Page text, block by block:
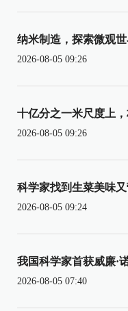
纳米制造，探索微观
2026-08-05 09:26
十亿分之一米尺度上
2026-08-05 09:26
科学家找到生菜美味
2026-08-05 09:24
我国科学家首获威廉·
2026-08-05 07:40